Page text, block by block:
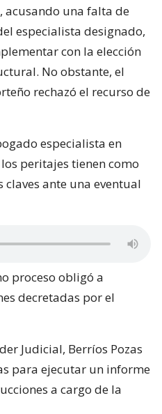
una falta de
especialista designado,
con la elección
No obstante, el
rechazó el recurso de
especialista en
peritajes tienen como
ante una eventual
proceso obligó a
decretadas por el
Judicial, Berríos Pozas
para ejecutar un informe
a cargo de la